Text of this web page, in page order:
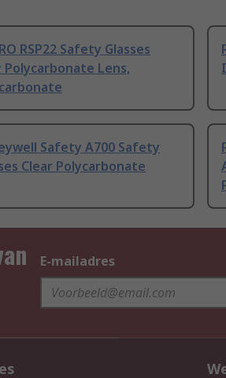
RSP22 Safety Glasses
Polycarbonate Lens,
Safety A700 Safety
Clear Polycarbonate
E-mailadres